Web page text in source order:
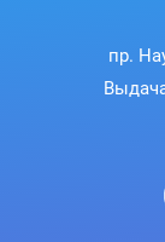
пр.